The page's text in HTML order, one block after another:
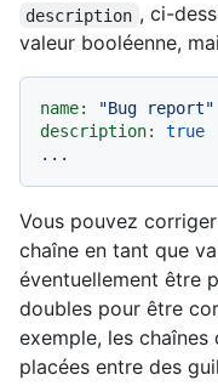
description , ci-
valeur booléenne,
name:
"Bug report"
description:
true
...
Vous pouvez
chaîne en tant que
éventuellement être
doubles pour être
exemple, les chaînes
placées entre des